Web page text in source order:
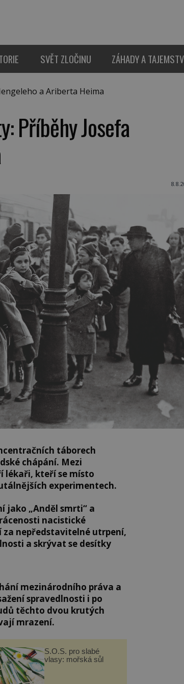
SVĚT ZLOČINU ZÁHADY A
a Ariberta Heima
Příběhy Josefa
táborech
chápání. Mezi
lékaři, kteří se místo
experimentech.
jako „Anděl smrti“ a
nacistické
za nepředstavitelné utrpení,
a skrývat se desítky
mezinárodního práva a
spravedlnosti i po
těchto dvou krutých
mrazení.
S.O.S. pro slabé
vlasy: mořská sůl